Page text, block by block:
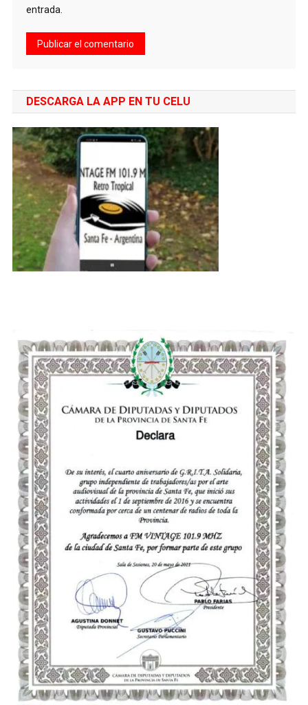
entrada.
DESCARGA LA APP EN TU CELU